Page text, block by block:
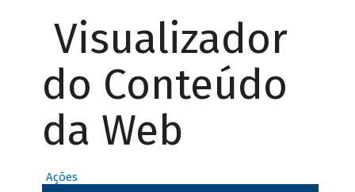
Visualizador
do Conteúdo
da Web
Ações